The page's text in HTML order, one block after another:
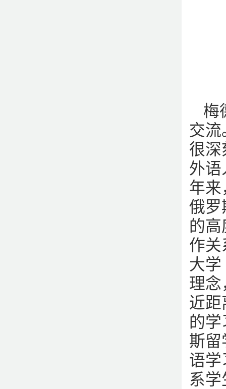
梅
交
很深
外语
年来
俄罗
的
作
大
理念
近距
的
斯留
语学
系